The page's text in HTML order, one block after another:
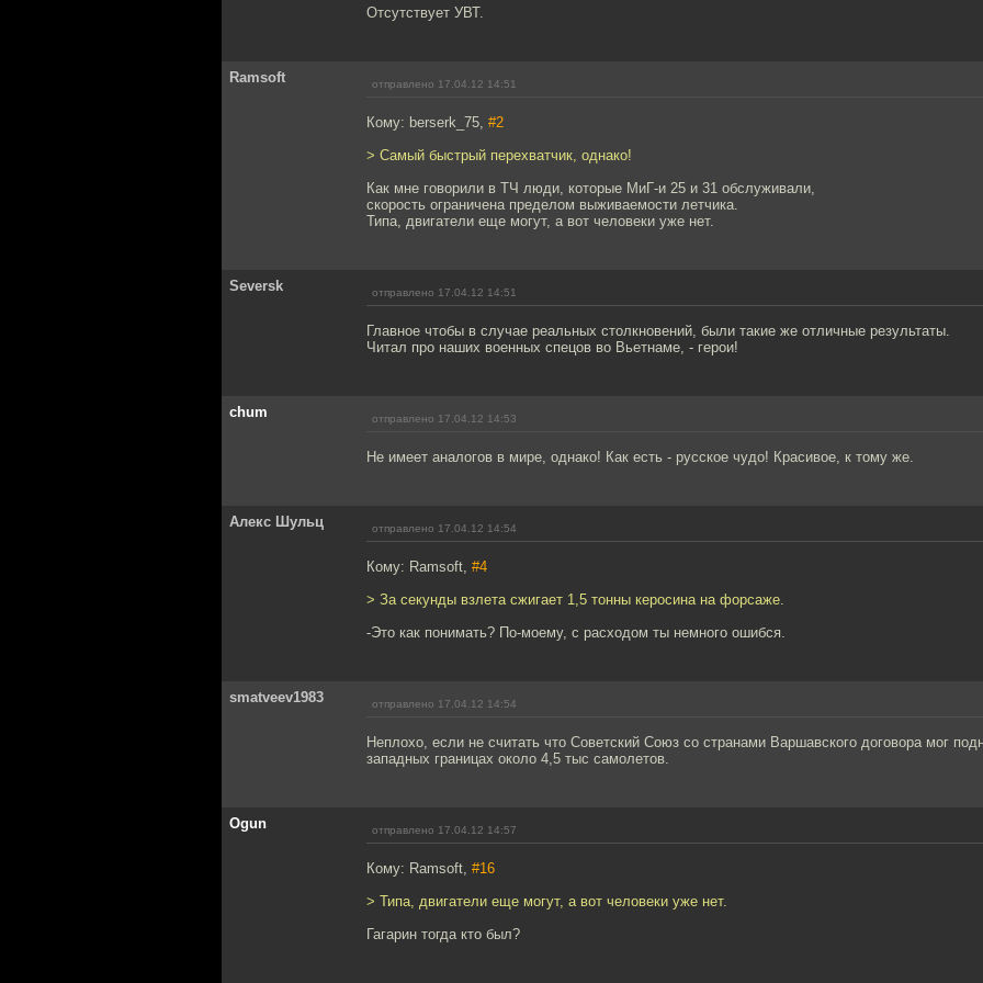
Отсутствует УВТ.
Ramsoft отправлено 17.04.12 14:51
Кому: berserk_75, #2
> Самый быстрый перехватчик, однако!
Как мне говорили в ТЧ люди, которые МиГ-и 25 и 31 обслуживали,
скорость ограничена пределом выживаемости летчика.
Типа, двигатели еще могут, а вот человеки уже нет.
Seversk отправлено 17.04.12 14:51
Главное чтобы в случае реальных столкновений, были такие же отличные результаты.
Читал про наших военных спецов во Вьетнаме, - герои!
chum отправлено 17.04.12 14:53
Не имеет аналогов в мире, однако! Как есть - русское чудо! Красивое, к тому же.
Алекс Шульц отправлено 17.04.12 14:54
Кому: Ramsoft, #4
> За секунды взлета сжигает 1,5 тонны керосина на форсаже.
-Это как понимать? По-моему, с расходом ты немного ошибся.
smatveev1983 отправлено 17.04.12 14:54
Неплохо, если не считать что Советский Союз со странами Варшавского договора мог
западных границах около 4,5 тыс самолетов.
Ogun отправлено 17.04.12 14:57
Кому: Ramsoft, #16
> Типа, двигатели еще могут, а вот человеки уже нет.
Гагарин тогда кто был?